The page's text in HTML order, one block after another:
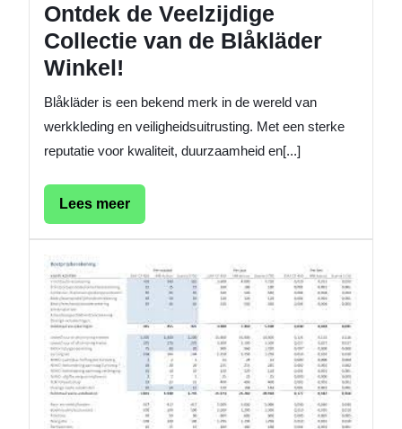
Ontdek de Veelzijdige
Collectie van de Blåkläder
Winkel!
Blåkläder is een bekend merk in de wereld van
werkkleding en veiligheidsuitrusting. Met een sterke
reputatie voor kwaliteit, duurzaamheid en[...]
Lees meerLees
meer